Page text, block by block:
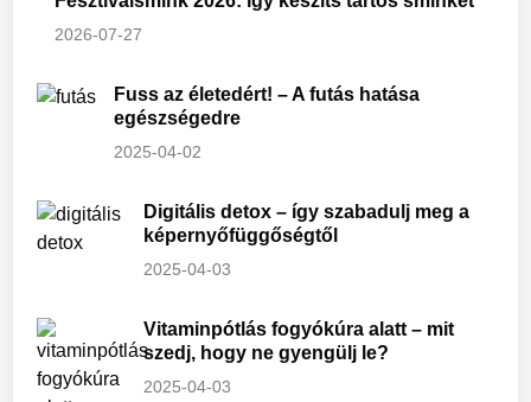
2026-07-27
Fuss az életedért! – A futás hatása
egészségedre
2025-04-02
Digitális detox – így szabadulj meg a
képernyőfüggőségtől
2025-04-03
Vitaminpótlás fogyókúra alatt – mit
szedj, hogy ne gyengülj le?
2025-04-03